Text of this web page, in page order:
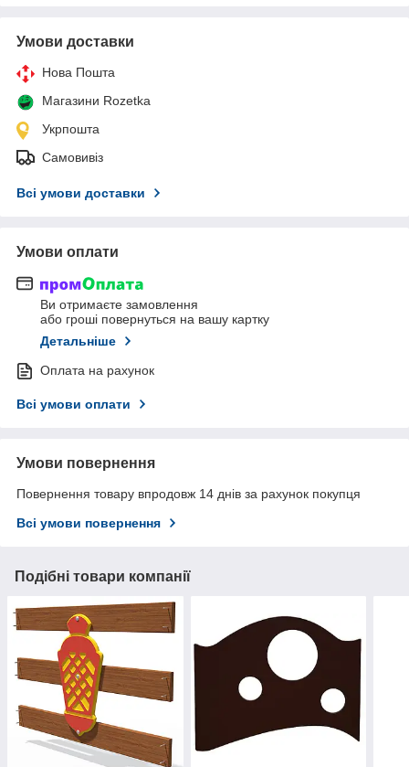
Умови доставки
Нова Пошта
Магазини Rozetka
Укрпошта
Самовивіз
Всі умови доставки
Умови оплати
Ви отримаєте замовлення
або гроші повернуться на вашу картку
Детальніше
Оплата на рахунок
Всі умови оплати
Умови повернення
Повернення товару впродовж 14 днів за рахунок покупця
Всі умови повернення
Подібні товари компанії